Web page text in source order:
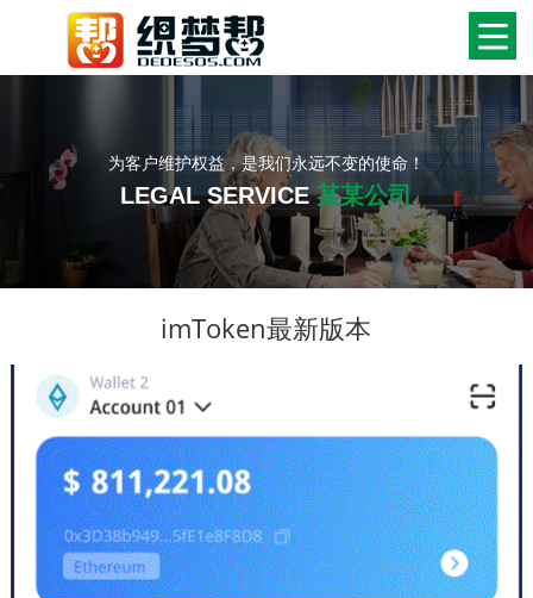
为客户维护权益，是我们永远不变的使命！
LEGAL SERVICE某某公司
imToken最新版本